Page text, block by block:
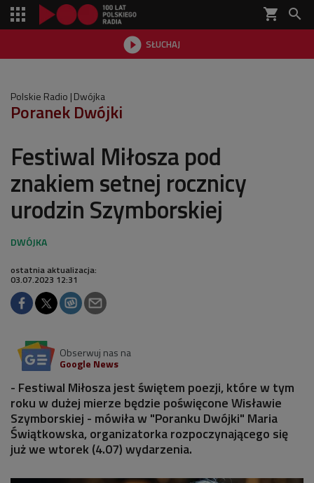
shopping_cart 
 SŁUCHAJ

Polskie Radio Dwójka
Poranek Dwójki
Festiwal Miłosza pod
znakiem setnej rocznicy
urodzin Szymborskiej
ostatnia aktualizacja:
03.07.2023 12:31
Obserwuj nas na
Google News
- Festiwal Miłosza jest świętem poezji, które w tym
roku w dużej mierze będzie poświęcone Wisławie
Szymborskiej - mówiła w "Poranku Dwójki" Maria
Świątkowska, organizatorka rozpoczynającego się
już we wtorek (4.07) wydarzenia.